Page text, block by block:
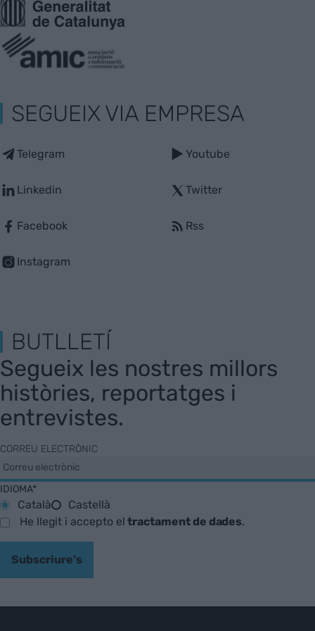
SEGUEIX VIA EMPRESA
Telegram
Linkedin
Facebook
Instagram
Youtube
Twitter
Rss
BUTLLETÍ
Segueix les nostres millors
històries, reportatges i
entrevistes.
CORREU ELECTRÒNIC
IDIOMA*
Català
Castellà
He llegit i accepto eltractament de dades.
Subscriure's